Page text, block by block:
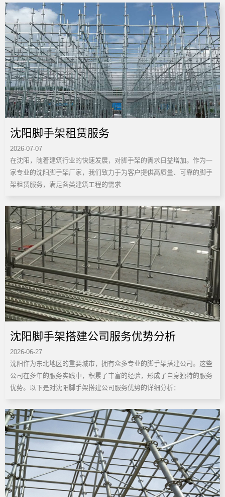
沈阳脚手架租赁服务
2026-07-07
在沈阳，随着建筑行业的快速发展，对脚手架的需求日益增加。作为一
家专业的沈阳脚手架厂家，我们致力于为客户提供高质量、可靠的脚手
架租赁服务，满足各类建筑工程的需求
沈阳脚手架搭建公司服务优势分析
2026-06-27
沈阳作为东北地区的重要城市，拥有众多专业的脚手架搭建公司。这些
公司在多年的服务实践中，积累了丰富的经验，形成了自身独特的服务
优势。以下是对沈阳脚手架搭建公司服务优势的详细分析：